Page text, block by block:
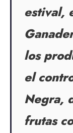
estival,
los
el
Negra,
frutas